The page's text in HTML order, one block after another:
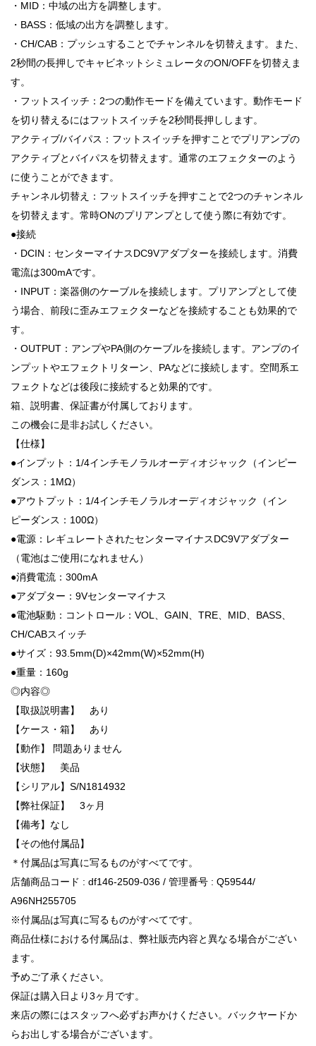
・MID：中域の出方を調整します。
・BASS：低域の出方を調整します。
・CH/CAB：プッシュすることでチャンネルを切替えます。また、
2秒間の長押しでキャビネットシミュレータのON/OFFを切替えま
す。
・フットスイッチ：2つの動作モードを備えています。動作モード
を切り替えるにはフットスイッチを2秒間長押しします。
アクティブ/バイパス：フットスイッチを押すことでプリアンプの
アクティブとバイパスを切替えます。通常のエフェクターのよう
に使うことができます。
チャンネル切替え：フットスイッチを押すことで2つのチャンネル
を切替えます。常時ONのプリアンプとして使う際に有効です。
●接続
・DCIN：センターマイナスDC9Vアダプターを接続します。消費
電流は300mAです。
・INPUT：楽器側のケーブルを接続します。プリアンプとして使
う場合、前段に歪みエフェクターなどを接続することも効果的で
す。
・OUTPUT：アンプやPA側のケーブルを接続します。アンプのイ
ンプットやエフェクトリターン、PAなどに接続します。空間系エ
フェクトなどは後段に接続すると効果的です。
箱、説明書、保証書が付属しております。
この機会に是非お試しください。
【仕様】
●インプット：1/4インチモノラルオーディオジャック（インピー
ダンス：1MΩ）
●アウトプット：1/4インチモノラルオーディオジャック（イン
ピーダンス：100Ω）
●電源：レギュレートされたセンターマイナスDC9Vアダプター
（電池はご使用になれません）
●消費電流：300mA
●アダプター：9Vセンターマイナス
●電池駆動：コントロール：VOL、GAIN、TRE、MID、BASS、
CH/CABスイッチ
●サイズ：93.5mm(D)×42mm(W)×52mm(H)
●重量：160g
◎内容◎
【取扱説明書】 あり
【ケース・箱】 あり
【動作】 問題ありません
【状態】 美品
【シリアル】S/N1814932
【弊社保証】 3ヶ月
【備考】なし
【その他付属品】
＊付属品は写真に写るものがすべてです。
店舗商品コード : df146-2509-036 / 管理番号 : Q59544/
A96NH255705
※付属品は写真に写るものがすべてです。
商品仕様における付属品は、弊社販売内容と異なる場合がござい
ます。
予めご了承ください。
保証は購入日より3ヶ月です。
来店の際にはスタッフへ必ずお声かけください。バックヤードか
らお出しする場合がございます。